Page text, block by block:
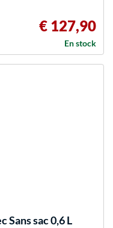
€ 127,90
En stock
Sans sac 0,6 L